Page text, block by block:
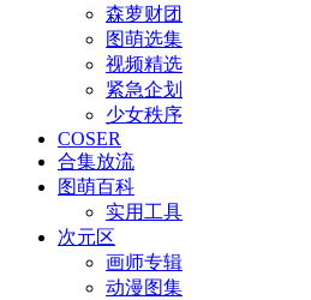
森萝财团
图萌选集
视频精选
紧急企划
少女秩序
COSER
合集放流
图萌百科
实用工具
次元区
画师专辑
动漫图集